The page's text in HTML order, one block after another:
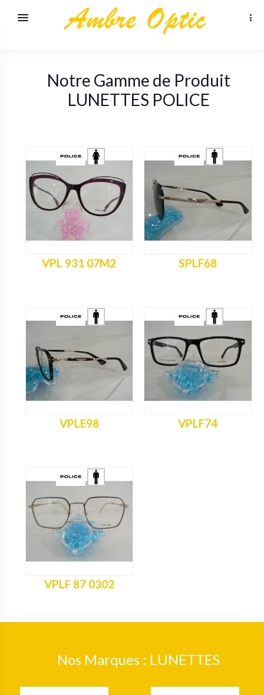
Notre Gamme de Produit
LUNETTES POLICE
VPL 931 07M2 SPLF68
VPLE98 VPLF74
VPLF 87 0302
Nos Marques : LUNETTES